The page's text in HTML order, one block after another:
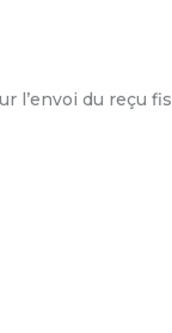
l’envoi du reçu